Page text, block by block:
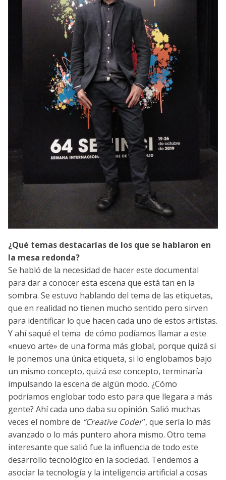
¿Qué temas destacarías de los que se hablaron en
la mesa redonda?
Se habló de la necesidad de hacer este documental
para dar a conocer esta escena que está tan en la
sombra. Se estuvo hablando del tema de las etiquetas,
que en realidad no tienen mucho sentido pero sirven
para identificar lo que hacen cada uno de estos artistas.
Y ahí saqué el tema de cómo podíamos llamar a este
«nuevo arte» de una forma más global, porque quizá si
le ponemos una única etiqueta, si lo englobamos bajo
un mismo concepto, quizá ese concepto, terminaría
impulsando la escena de algún modo. ¿Cómo
podríamos englobar todo esto para que llegara a más
gente? Ahí cada uno daba su opinión. Salió muchas
veces el nombre de “Creative Coder”, que sería lo más
avanzado o lo más puntero ahora mismo. Otro tema
interesante que salió fue la influencia de todo este
desarrollo tecnológico en la sociedad. Tendemos a
asociar la tecnología y la inteligencia artificial a cosas